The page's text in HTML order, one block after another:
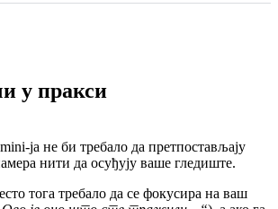
у пракси
ја не би требало да претпостављају
нити да осуђују ваше гледиште.
тога требало да се фокусира на ваш